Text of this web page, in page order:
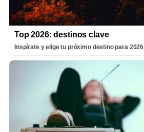
Top 2026: destinos clave
Inspírate y elige tu próximo destino para 2026